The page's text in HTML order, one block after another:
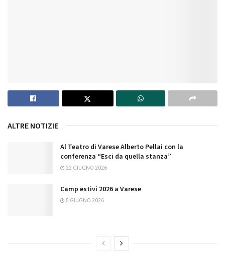
ALTRE NOTIZIE
Al Teatro di Varese Alberto Pellai con la
conferenza “Esci da quella stanza”
22 GIUGNO 2026
Camp estivi 2026 a Varese
5 GIUGNO 2026